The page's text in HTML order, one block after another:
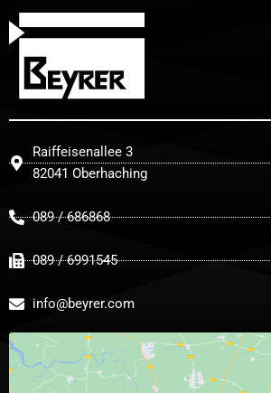
Raiffeisenallee 3
82041 Oberhaching
089 / 686868
089 / 6991545
info@beyrer.com